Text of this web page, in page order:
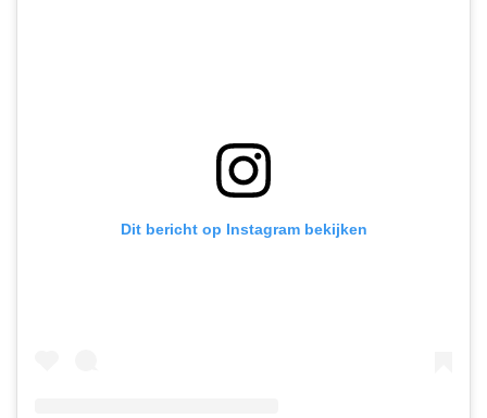
Dit bericht op Instagram bekijken